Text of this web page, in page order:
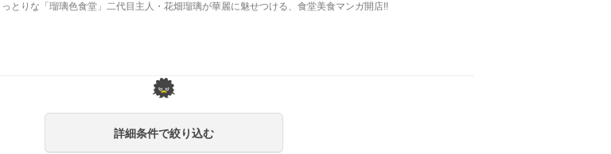
っとりな「瑠璃色食堂」二代目主人・花畑瑠璃が華麗に魅せつける、食堂美食マンガ開店!!
詳細条件で絞り込む